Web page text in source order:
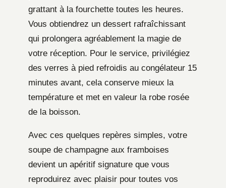
grattant à la fourchette toutes les heures.
Vous obtiendrez un dessert rafraîchissant
qui prolongera agréablement la magie de
votre réception. Pour le service, privilégiez
des verres à pied refroidis au congélateur 15
minutes avant, cela conserve mieux la
température et met en valeur la robe rosée
de la boisson.
Avec ces quelques repères simples, votre
soupe de champagne aux framboises
devient un apéritif signature que vous
reproduirez avec plaisir pour toutes vos